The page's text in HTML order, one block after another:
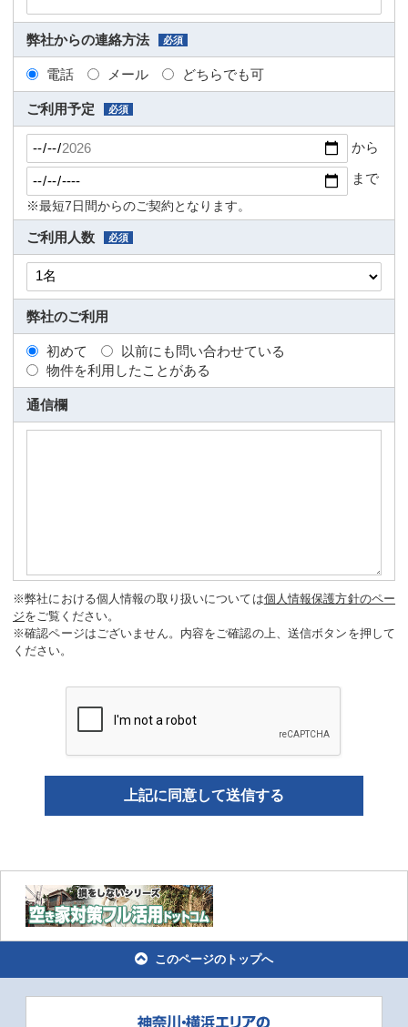
弊社からの連絡方法 必須
電話 メール どちらでも可
ご利用予定 必須
から
まで
※最短7日間からのご契約となります。
ご利用人数 必須
弊社のご利用
初めて
以前にも問い合わせている
物件を利用したことがある
通信欄
※弊社における個人情報の取り扱いについては個人情報保護方針のペー
ジをご覧ください。
※確認ページはございません。内容をご確認の上、送信ボタンを押して
ください。
このページのトップへ